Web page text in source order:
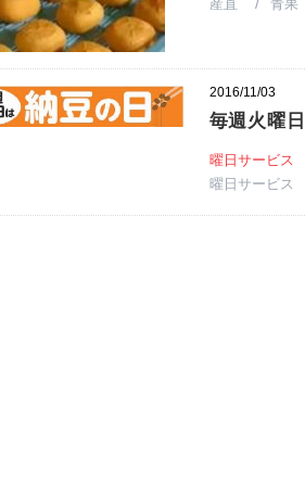
産直
青果
2016/11/03
毎週火曜
曜日サービス
曜日サービス